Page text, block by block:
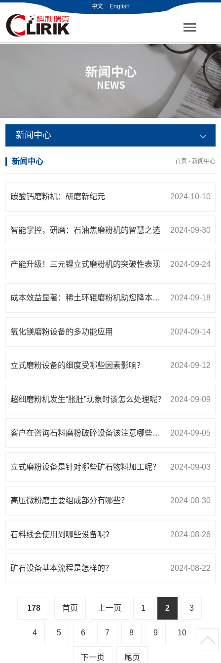
中文 English
新闻中心
新闻中心 首页 - 新闻中心
碳酸钙磨粉机：研磨新纪元 2024-10-10
智能掌控，研磨：石油焦磨粉机的智慧之选 2024-09-30
产能升级！三元锂立式磨粉机的突破性表现 2024-09-24
成本效益显著：稀土环辊磨粉机助您降本增效 2024-09-18
氧化镁磨粉设备的多功能应用 2024-09-14
立式磨粉设备的细度受哪些因素影响？ 2024-09-12
超细磨粉机发生“胀肚”现象时该怎么处理呢？ 2024-09-09
客户在咨询石料磨粉破碎设备该注意哪些事项？ 2024-09-05
立式磨粉设备是针对哪些矿石物料加工呢？ 2024-09-03
高压微粉磨主要组成部分有哪些？ 2024-08-30
石料线会使用到哪些设备呢? 2024-08-26
矿石设备基本流程是怎样的？ 2024-08-22
178 首页 上一页 1 2 3
4 5 6 7 8 9 10
下一页 尾页